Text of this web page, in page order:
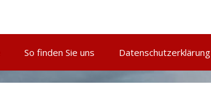
So finden Sie uns Datenschutzerklärung